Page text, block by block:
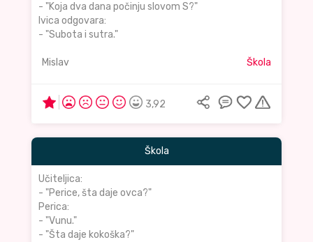
- "Koja dva dana počinju slovom S?"
Ivica odgovara:
- "Subota i sutra."
Mislav Škola
3,92
Škola
Učiteljica:
- "Perice, šta daje ovca?"
Perica:
- "Vunu."
- "Šta daje kokoška?"